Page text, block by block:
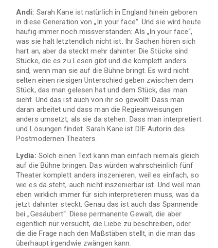
Andi: Sarah Kane ist natür­lich in Eng­land hin­ein gebo­ren
in diese Gene­ra­tion von „In your face“. Und sie wird heute
häu­fig immer noch miss­ver­stan­den: Als „In your face“,
was sie halt letzt­end­lich nicht ist. Ihr Sachen hören sich
hart an, aber da steckt mehr dahin­ter. Die Stü­cke sind
Stü­cke, die es zu Lesen gibt und die kom­plett anders
sind, wenn man sie auf die Bühne bringt. Es wird nicht
sel­ten einen rie­si­gen Unter­schied geben zwi­schen dem
Stück, das man gele­sen hat und dem Stück, das man
sieht. Und das ist auch von ihr so gewollt: Dass man
daran arbei­tet und dass man die Regie­an­wei­sun­gen
anders umsetzt, als sie da ste­hen. Dass man inter­pre­tiert
und Lösun­gen fin­det. Sarah Kane ist DIEAuto­rin des
Post­mo­der­nen Theaters.
Lydia: Solch einen Text kann man ein­fach nie­mals gleich
auf die Bühne brin­gen. Das wür­den wahr­schein­lich fünf
Thea­ter kom­plett anders insze­nie­ren, weil es ein­fach, so
wie es da steht, auch nicht insze­nier­bar ist. Und weil man
eben wirk­lich immer für sich inter­pre­tie­ren muss, was da
jetzt dahin­ter steckt. Genau das ist auch das Span­nende
bei „Gesäu­bert“: Diese per­ma­nente Gewalt, die aber
eigent­lich nur ver­sucht, die Liebe zu beschrei­ben, oder
die die Frage nach den Maß­stä­ben stellt, in die man das
über­haupt irgend­wie zwän­gen kann.